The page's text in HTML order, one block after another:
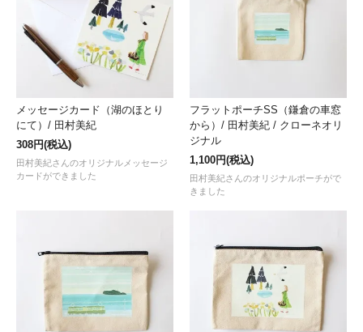
メッセージカード（湖のほとり
にて）/ 田村美紀
308円(税込)
田村美紀さんのオリジナルメッセージ
カードができました
フラットポーチSS（鎌倉の車窓
から）/ 田村美紀 / クローネオリ
ジナル
1,100円(税込)
田村美紀さんのオリジナルポーチがで
きました